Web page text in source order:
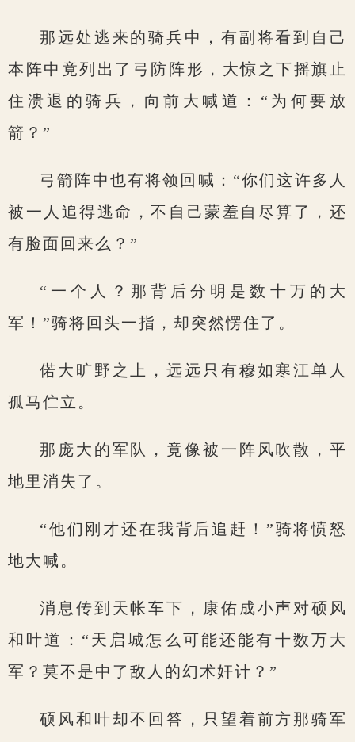
那远处逃来的骑兵中，有副将看到自己
本阵中竟列出了弓防阵形，大惊之下摇旗止
住溃退的骑兵，向前大喊道：“为何要放
箭？”
弓箭阵中也有将领回喊：“你们这许多人
被一人追得逃命，不自己蒙羞自尽算了，还
有脸面回来么？”
“一个人？那背后分明是数十万的大
军！”骑将回头一指，却突然愣住了。
偌大旷野之上，远远只有穆如寒江单人
孤马伫立。
那庞大的军队，竟像被一阵风吹散，平
地里消失了。
“他们刚才还在我背后追赶！”骑将愤怒
地大喊。
消息传到天帐车下，康佑成小声对硕风
和叶道：“天启城怎么可能还能有十数万大
军？莫不是中了敌人的幻术奸计？”
硕风和叶却不回答，只望着前方那骑军